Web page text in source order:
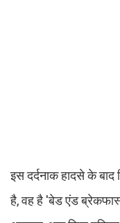
इस दर्दनाक हादसे के बाद
है, वह है 'बेड एंड